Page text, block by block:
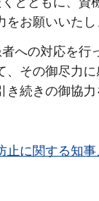
お願いいたし
への対応を行
その御尽力
続きの御協力
に関する知事